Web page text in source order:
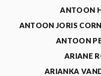
ANTOON
ANTOON JORIS
ANTOON
ARIANE
ARIANKA